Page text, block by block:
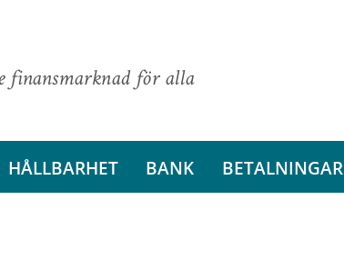
finansmarknad för alla
HÅLLBARHET BANK BETALNINGAR